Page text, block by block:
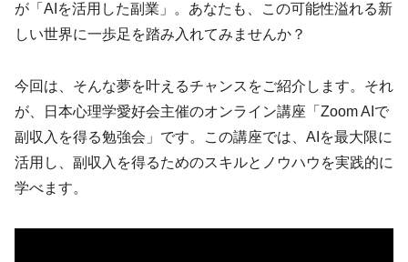
が「AIを活用した副業」。あなたも、この可能性溢れる新
しい世界に一歩足を踏み入れてみませんか？
今回は、そんな夢を叶えるチャンスをご紹介します。それ
が、日本心理学愛好会主催のオンライン講座「Zoom AIで
副収入を得る勉強会」です。この講座では、AIを最大限に
活用し、副収入を得るためのスキルとノウハウを実践的に
学べます。